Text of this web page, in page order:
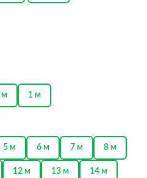
м 1 м
5 м 6 м 7 м 8 м
12 м 13 м 14 м